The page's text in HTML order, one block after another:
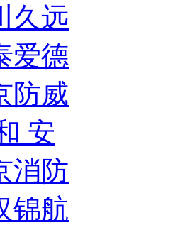
久远
爱德
防威
安
消防
锦航